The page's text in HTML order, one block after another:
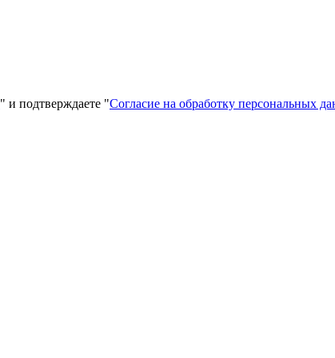
" и подтверждаете "Согласие на обработку персональных